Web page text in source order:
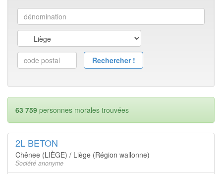
63 759 personnes morales trouvées
2L BETON
Chênee (LIÈGE) / Liège (Région wallonne)
Société anonyme